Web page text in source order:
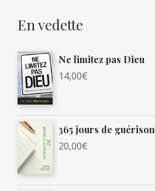
En vedette
Ne limitez pas Dieu
14,00€
365 jours de guérison
20,00€